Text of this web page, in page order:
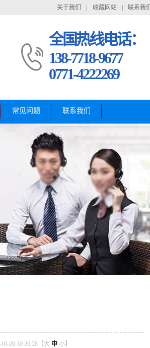
关于我们 收藏网站 联系我们
全国热线电话：
138-7718-9677
0771-4222269
常见问题 联系我们
20 10:26:28【大 中 小】